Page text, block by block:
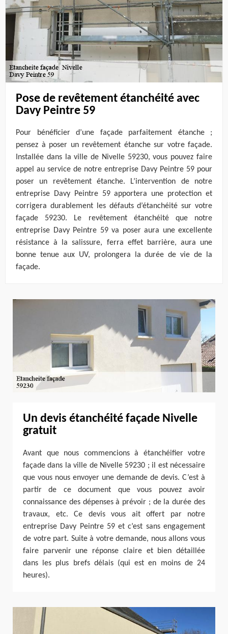
Pose de revêtement étanchéité avec
Davy Peintre 59
Pour bénéficier d’une façade parfaitement étanche ;
pensez à poser un revêtement étanche sur votre façade.
Installée dans la ville de Nivelle 59230, vous pouvez faire
appel au service de notre entreprise Davy Peintre 59 pour
poser un revêtement étanche. L’intervention de notre
entreprise Davy Peintre 59 apportera une protection et
corrigera durablement les défauts d’étanchéité sur votre
façade 59230. Le revêtement étanchéité que notre
entreprise Davy Peintre 59 va poser aura une excellente
résistance à la salissure, ferra effet barrière, aura une
bonne tenue aux UV, prolongera la durée de vie de la
façade.
Un devis étanchéité façade Nivelle
gratuit
Avant que nous commencions à étanchéifier votre
façade dans la ville de Nivelle 59230 ; il est nécessaire
que vous nous envoyer une demande de devis. C’est à
partir de ce document que vous pouvez avoir
connaissance des dépenses à prévoir ; de la durée des
travaux, etc. Ce devis vous ait offert par notre
entreprise Davy Peintre 59 et c’est sans engagement
de votre part. Suite à votre demande, nous allons vous
faire parvenir une réponse claire et bien détaillée
dans les plus brefs délais (qui est en moins de 24
heures).